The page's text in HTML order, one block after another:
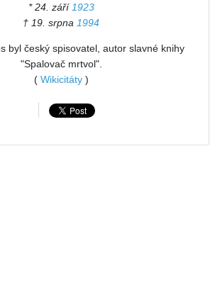
* 24. září1923
† 19. srpna 1994
byl český spisovatel, autor slavné knihy
"Spalovač mrtvol".
( Wikicitáty)